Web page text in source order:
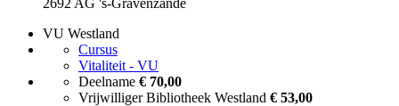
2692 AG 's-Gravenzande
VU Westland
Cursus
Vitaliteit - VU
Deelname € 70,00
Vrijwilliger Bibliotheek Westland € 53,00